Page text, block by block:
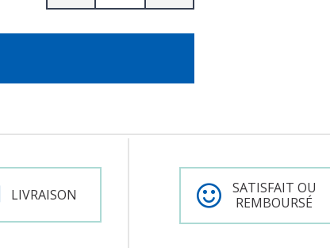
LIVRAISON
SATISFAIT OU
REMBOURSÉ